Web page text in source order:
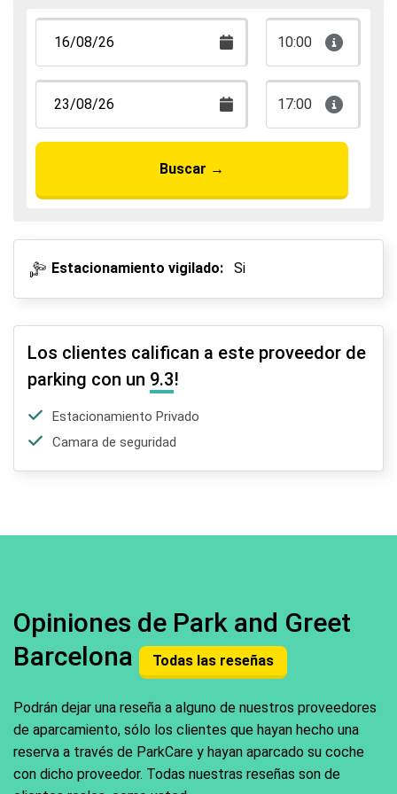
10:00
17:00
Buscar →
Estacionamiento vigilado: Si
Los clientes califican a este proveedor de
parking con un 9.3!
Estacionamiento Privado
Camara de seguridad
Opiniones de Park and Greet
Barcelona
Todas las reseñas
Podrán dejar una reseña a alguno de nuestros proveedores
de aparcamiento, sólo los clientes que hayan hecho una
reserva a través de ParkCare y hayan aparcado su coche
con dicho proveedor. Todas nuestras reseñas son de